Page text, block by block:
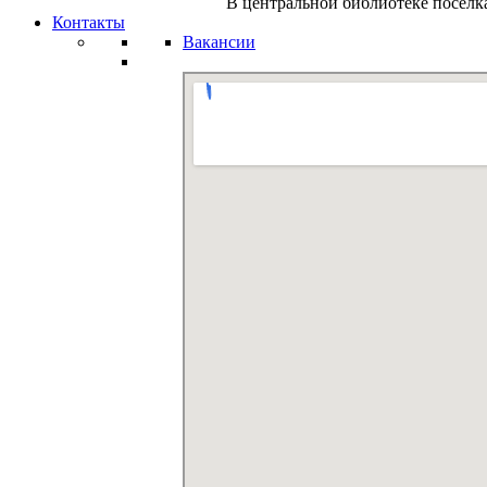
Контакты
Вакансии